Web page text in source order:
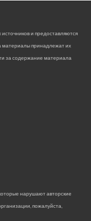
и предоставляются
материалы принадлежат их
за содержание материала
нарушают авторские
пожалуйста,